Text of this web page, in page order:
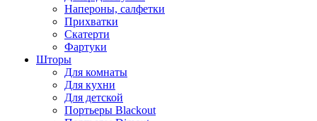
Напероны, салфетки
Прихватки
Скатерти
Фартуки
Шторы
Для комнаты
Для кухни
Для детской
Портьеры Blackout